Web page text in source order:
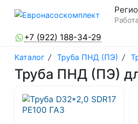
+7 (922) 188-34-29
Каталог / Труба ПНД (ПЭ) /
Труба ПНД (ПЭ)